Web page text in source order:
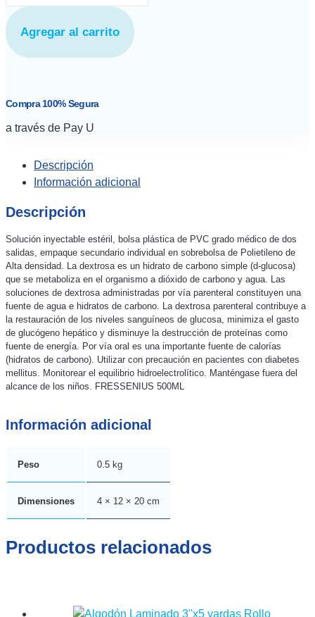
Agregar al carrito
Compra 100% Segura
a través de Pay U
Descripción
Información adicional
Descripción
Solución inyectable estéril, bolsa plástica de PVC grado médico de dos
salidas, empaque secundario individual en sobrebolsa de Polietileno de
Alta densidad. La dextrosa es un hidrato de carbono simple (d-glucosa)
que se metaboliza en el organismo a dióxido de carbono y agua. Las
soluciones de dextrosa administradas por vía parenteral constituyen una
fuente de agua e hidratos de carbono. La dextrosa parenteral contribuye a
la restauración de los niveles sanguíneos de glucosa, minimiza el gasto
de glucógeno hepático y disminuye la destrucción de proteínas como
fuente de energía. Por vía oral es una importante fuente de calorías
(hidratos de carbono). Utilizar con precaución en pacientes con diabetes
mellitus. Monitorear el equilibrio hidroelectrolítico. Manténgase fuera del
alcance de los niños. FRESSENIUS 500ML
Información adicional
Peso 0.5 kg
Dimensiones 4 × 12 × 20 cm
Productos relacionados